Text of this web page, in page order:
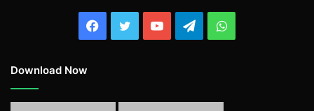
Facebook
TwitterYouTubeTelegramWhatsApp
Download Now